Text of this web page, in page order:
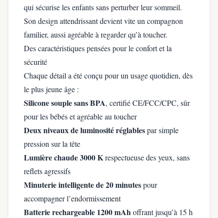
qui sécurise les enfants sans perturber leur sommeil.
Son design attendrissant devient vite un compagnon
familier, aussi agréable à regarder qu’à toucher.
Des caractéristiques pensées pour le confort et la
sécurité
Chaque détail a été conçu pour un usage quotidien, dès
le plus jeune âge :
Silicone souple sans BPA, certifié CE/FCC/CPC, sûr
pour les bébés et agréable au toucher
Deux niveaux de luminosité réglablespar simple
pression sur la tête
Lumière chaude 3000 Krespectueuse des yeux, sans
reflets agressifs
Minuterie intelligente de 20 minutespour
accompagner l’endormissement
Batterie rechargeable 1200 mAhoffrant jusqu’à 15 h